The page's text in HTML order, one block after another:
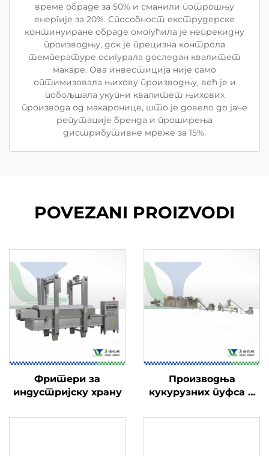
време обраде за 50% и сманили потрошњу
енергије за 20%. Способност екструдерске
континуиране обраде омогућила је непрекидну
производњу, док је прецизна контрола
температуре осигурала доследан квалитет
макаре. Ова инвестиција није само
оптимизовала њихову производњу, већ је и
побољшала укупни квалитет њихових
производа од макаронице, што је довело до јаче
репутације бренда и проширења
дистрибутивне мреже за 15%.
POVEZANI PROIZVODI
Фритери за
индустријску храну
Производња
кукурузних пуфса и